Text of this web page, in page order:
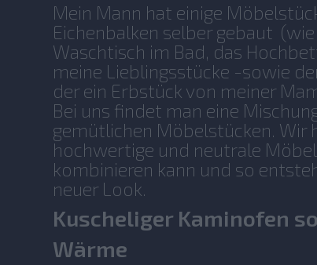
Mein Mann hat einige
Eichenbalken selber gebaut
Waschtisch im Bad, das
meine Lieblingsstücke -sowie
der ein Erbstück von meiner
Bei uns findet man eine
gemütlichen Möbelstücken. Wir
hochwertige und neutrale
kombinieren kann und so
neuer Look.
Kuscheliger Kaminofen
Wärme